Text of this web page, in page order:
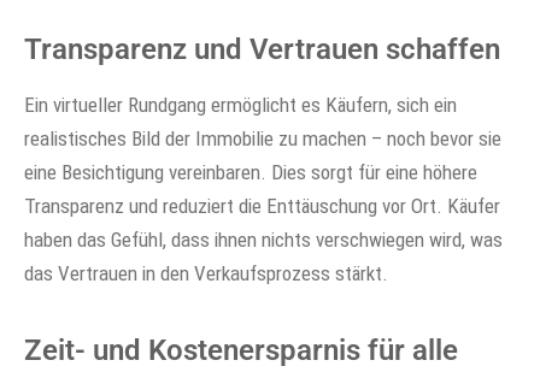
Transparenz und Vertrauen schaffen
Ein virtueller Rundgang ermöglicht es Käufern, sich ein
realistisches Bild der Immobilie zu machen – noch bevor sie
eine Besichtigung vereinbaren. Dies sorgt für eine höhere
Transparenz und reduziert die Enttäuschung vor Ort. Käufer
haben das Gefühl, dass ihnen nichts verschwiegen wird, was
das Vertrauen in den Verkaufsprozess stärkt.
Zeit- und Kostenersparnis für alle